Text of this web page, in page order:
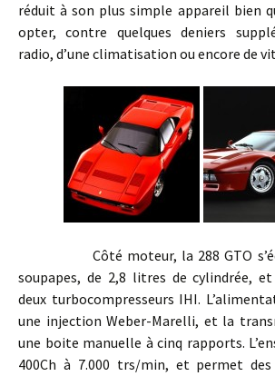
réduit à son plus simple appareil bien
opter, contre quelques deniers
radio, d’une climatisation ou encore de
Côté moteur, la 288 GTO
soupapes, de 2,8 litres de cylindrée,
deux turbocompresseurs IHI.
une injection Weber-Marelli, et la
une boite manuelle à cinq rapports.
400Ch à 7.000 trs/min, et permet